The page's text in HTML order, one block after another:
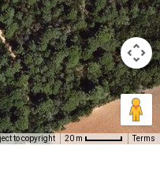
to copyright 20 m Terms